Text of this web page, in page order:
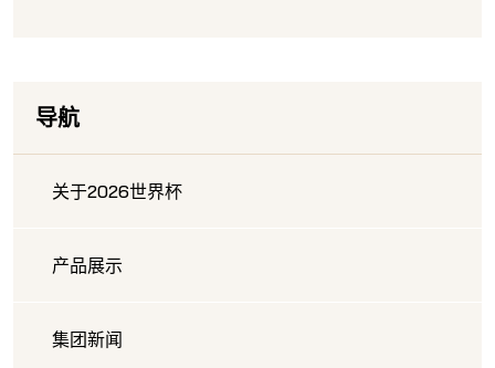
导航
关于2026世界杯
产品展示
集团新闻